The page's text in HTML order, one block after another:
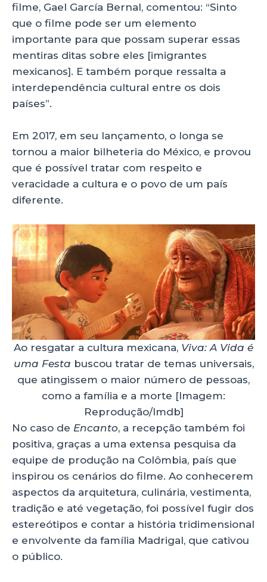
filme, Gael García Bernal, comentou: “Sinto
que o filme pode ser um elemento
importante para que possam superar essas
mentiras ditas sobre eles [imigrantes
mexicanos]. E também porque ressalta a
interdependência cultural entre os dois
países”.
Em 2017, em seu lançamento, o longa se
tornou a maior bilheteria do México, e provou
que é possível tratar com respeito e
veracidade a cultura e o povo de um país
diferente.
Ao resgatar a cultura mexicana, Viva: A Vida é
uma Festa buscou tratar de temas universais,
que atingissem o maior número de pessoas,
como a família e a morte [Imagem:
Reprodução/Imdb]
No caso de Encanto, a recepção também foi
positiva, graças a uma extensa pesquisa da
equipe de produção na Colômbia, país que
inspirou os cenários do filme. Ao conhecerem
aspectos da arquitetura, culinária, vestimenta,
tradição e até vegetação, foi possível fugir dos
estereótipos e contar a história tridimensional
e envolvente da família Madrigal, que cativou
o público.